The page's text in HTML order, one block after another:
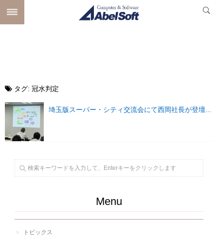
タグ: 冠水判定
埼玉版スーパー・シティ交流会にて西岡社長が登壇...
Menu
トピックス